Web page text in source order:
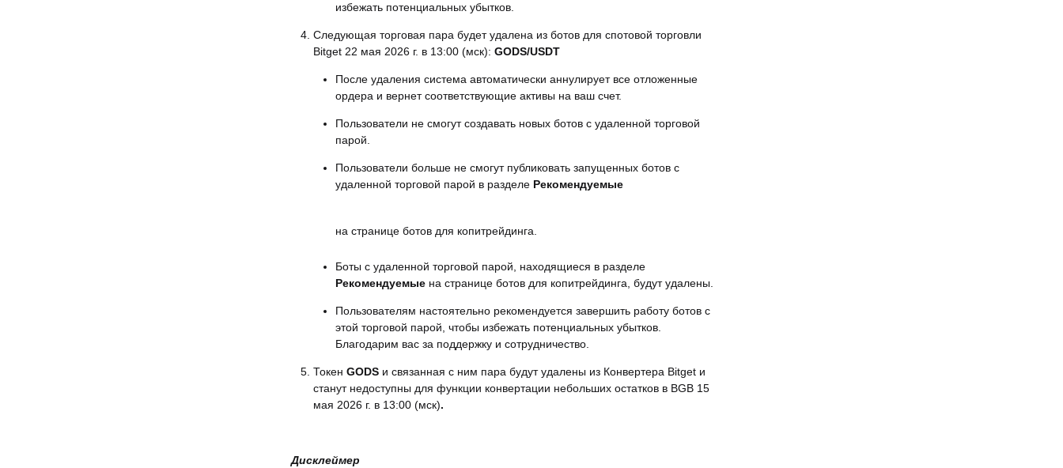
избежать потенциальных убытков.
Следующая торговая пара будет удалена из ботов для спотовой торговли
Bitget 22 мая 2026 г. в 13:00 (мск): GODS/USDT
После удаления система автоматически аннулирует все отложенные
ордера и вернет соответствующие активы на ваш счет.
Пользователи не смогут создавать новых ботов с удаленной торговой
парой.
Пользователи больше не смогут публиковать запущенных ботов с
удаленной торговой парой в разделе Рекомендуемые
на странице ботов для копитрейдинга.
Боты с удаленной торговой парой, находящиеся в разделе
Рекомендуемые на странице ботов для копитрейдинга, будут удалены.
Пользователям настоятельно рекомендуется завершить работу ботов с
этой торговой парой, чтобы избежать потенциальных убытков.
Благодарим вас за поддержку и сотрудничество.
Токен GODS и связанная с ним пара будут удалены из Конвертера Bitget и
станут недоступны для функции конвертации небольших остатков в BGB 15
мая 2026 г. в 13:00 (мск).
Дисклеймер